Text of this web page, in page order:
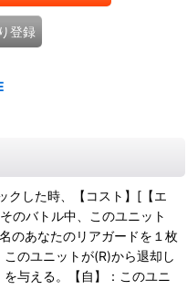
登録
クした時、【コスト】[【エ
のバトル中、このユニット
のあなたのリアガードを１枚
のユニットが(R)から退却し
与える。【自】：このユニ